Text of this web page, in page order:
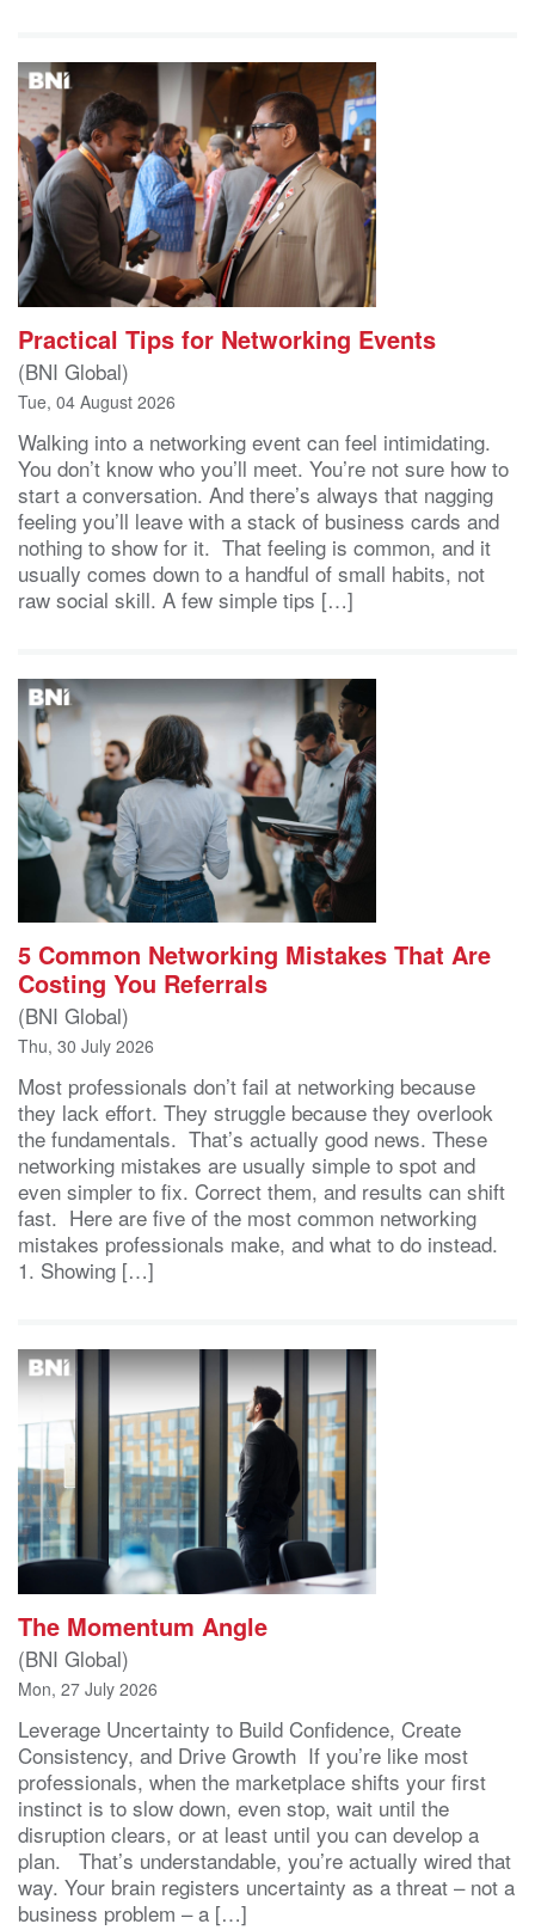
Practical Tips for Networking Events
(BNI Global)
Tue, 04 August 2026
Walking into a networking event can feel intimidating.
You don’t know who you’ll meet. You’re not sure how to
start a conversation. And there’s always that nagging
feeling you’ll leave with a stack of business cards and
nothing to show for it. That feeling is common, and it
usually comes down to a handful of small habits, not
raw social skill. A few simple tips […]
5 Common Networking Mistakes That Are
Costing You Referrals
(BNI Global)
Thu, 30 July 2026
Most professionals don’t fail at networking because
they lack effort. They struggle because they overlook
the fundamentals. That’s actually good news. These
networking mistakes are usually simple to spot and
even simpler to fix. Correct them, and results can shift
fast. Here are five of the most common networking
mistakes professionals make, and what to do instead.
1. Showing […]
The Momentum Angle
(BNI Global)
Mon, 27 July 2026
Leverage Uncertainty to Build Confidence, Create
Consistency, and Drive Growth If you’re like most
professionals, when the marketplace shifts your first
instinct is to slow down, even stop, wait until the
disruption clears, or at least until you can develop a
plan. That’s understandable, you’re actually wired that
way. Your brain registers uncertainty as a threat – not a
business problem – a […]